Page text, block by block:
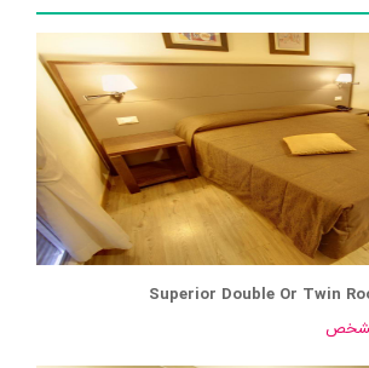
Superior Double Or Twin